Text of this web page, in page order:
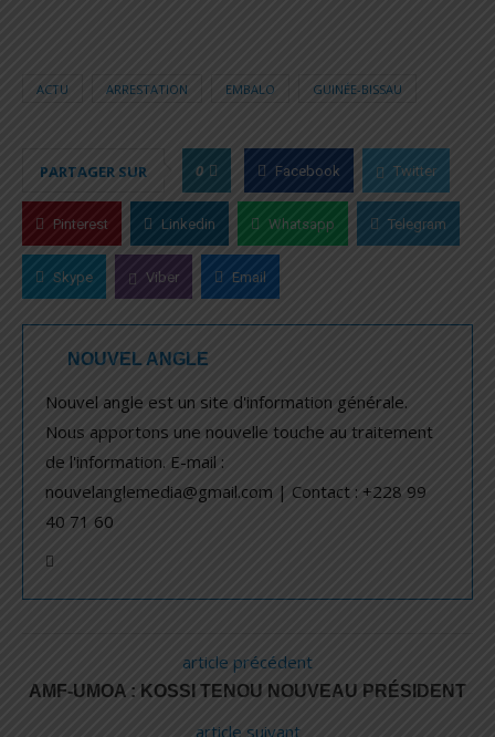
ACTU ARRESTATION EMBALO GUINÉE-BISSAU
PARTAGER SUR 0 Facebook Twitter
Pinterest Linkedin Whatsapp Telegram
Skype Viber Email
NOUVEL ANGLE
Nouvel angle est un site d'information générale.
Nous apportons une nouvelle touche au traitement
de l'information. E-mail :
nouvelanglemedia@gmail.com | Contact : +228 99
40 71 60
article précédent
AMF-UMOA : KOSSI TENOU NOUVEAU PRÉSIDENT
article suivant